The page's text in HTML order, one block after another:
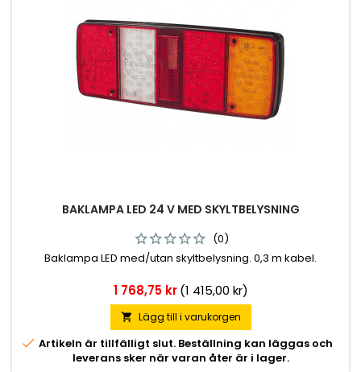
BAKLAMPA LED 24 V MED SKYLTBELYSNING
(0)
Baklampa LED med/utan skyltbelysning. 0,3 m kabel.
Pris
1 768,75 kr (1 415,00 kr)
 Lägg till i varukorgen
 Artikeln är tillfälligt slut. Beställning kan läggas och
leverans sker när varan åter är i lager.